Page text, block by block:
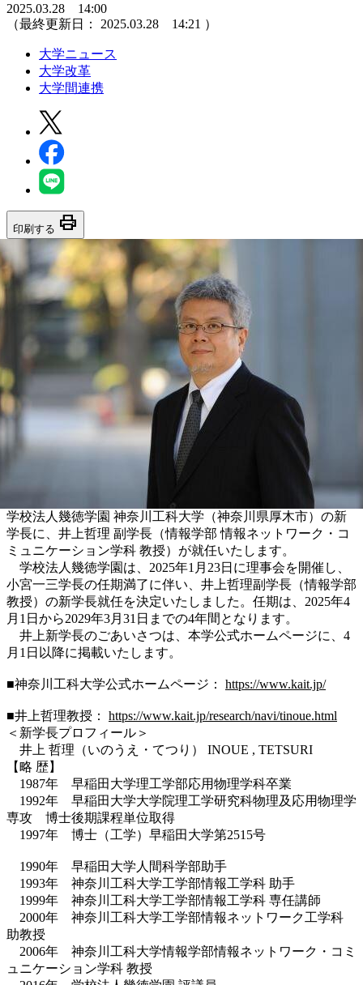
2025.03.28 14:00
（最終更新日： 2025.03.28 14:21 ）
大学ニュース
大学改革
大学間連携
印刷する print
学校法人幾徳学園 神奈川工科大学（神奈川県厚木市）の新
学長に、井上哲理 副学長（情報学部 情報ネットワーク・コ
ミュニケーション学科 教授）が就任いたします。
学校法人幾徳学園は、2025年1月23日に理事会を開催し、
小宮一三学長の任期満了に伴い、井上哲理副学長（情報学部
教授）の新学長就任を決定いたしました。任期は、2025年4
月1日から2029年3月31日までの4年間となります。
井上新学長のごあいさつは、本学公式ホームページに、4
月1日以降に掲載いたします。
■神奈川工科大学公式ホームページ： https://www.kait.jp/
■井上哲理教授： https://www.kait.jp/research/navi/tinoue.html
＜新学長プロフィール＞
井上 哲理（いのうえ・てつり） INOUE , TETSURI
【略 歴】
1987年 早稲田大学理工学部応用物理学科卒業
1992年 早稲田大学大学院理工学研究科物理及応用物理学
専攻 博士後期課程単位取得
1997年 博士（工学）早稲田大学第2515号
1990年 早稲田大学人間科学部助手
1993年 神奈川工科大学工学部情報工学科 助手
1999年 神奈川工科大学工学部情報工学科 専任講師
2000年 神奈川工科大学工学部情報ネットワーク工学科
助教授
2006年 神奈川工科大学情報学部情報ネットワーク・コミ
ュニケーション学科 教授